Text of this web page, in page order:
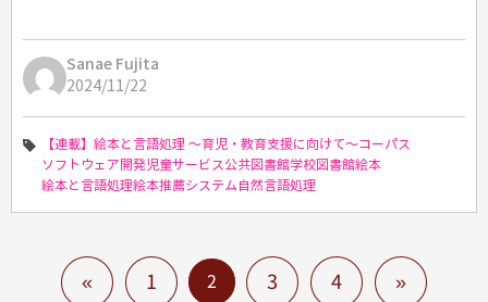
Sanae Fujita
2024/11/22
【連載】絵本と言語処理 ～育児・教育支援に向けて～コーパス
ソフトウェア開発 児童サービス公共図書館学校図書館絵本
絵本と言語処理絵本推薦システム 自然言語処理
« 1 2 3 4 »